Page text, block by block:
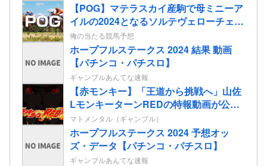
【POG】マテラスカイ産駒で母ミニーア
イルの2024となるソルテヴェローチェの
2歳情報
俺の当たる競馬予想
ホープフルステークス 2024 結果 動画
【パチンコ・パチスロ】
ギャンブルあんてな速報
【赤モンキー】「王道から挑戦へ」山佐
LモンキーターンREDの特報動画が公
開！
マトメンタル（ギャンブル）
ホープフルステークス 2024 予想オッ
ズ・データ【パチンコ・パチスロ】
ギャンブルあんてな速報